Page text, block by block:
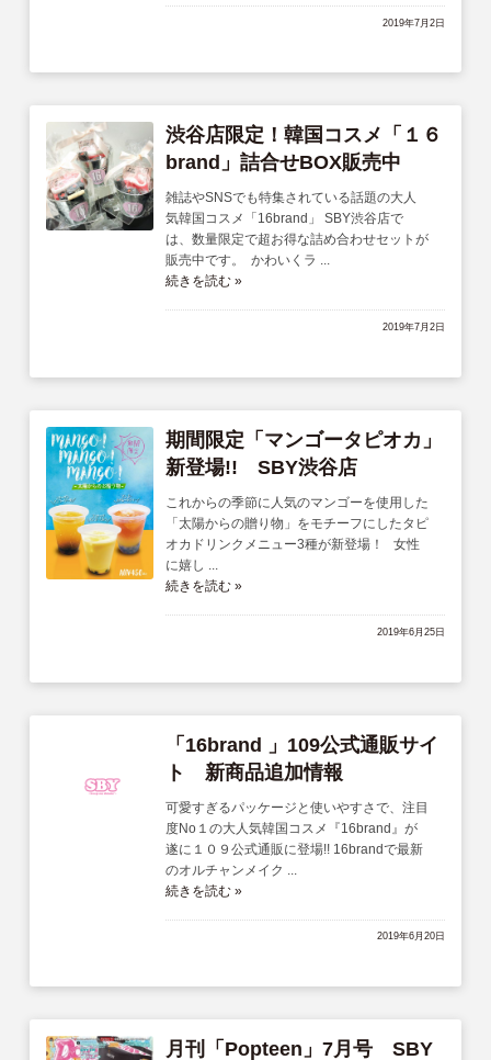
2019年7月2日
渋谷店限定！韓国コスメ「１６
brand」詰合せBOX販売中
雑誌やSNSでも特集されている話題の大人
気韓国コスメ「16brand」 SBY渋谷店で
は、数量限定で超お得な詰め合わせセットが
販売中です。 かわいくラ ...
続きを読む »
2019年7月2日
期間限定「マンゴータピオカ」
新登場!! SBY渋谷店
これからの季節に人気のマンゴーを使用した
「太陽からの贈り物」をモチーフにしたタピ
オカドリンクメニュー3種が新登場！ 女性
に嬉し ...
続きを読む »
2019年6月25日
「16brand 」109公式通販サイ
ト 新商品追加情報
可愛すぎるパッケージと使いやすさで、注目
度No１の大人気韓国コスメ『16brand』が
遂に１０９公式通販に登場!! 16brandで最新
のオルチャンメイク ...
続きを読む »
2019年6月20日
月刊「Popteen」7月号 SBY